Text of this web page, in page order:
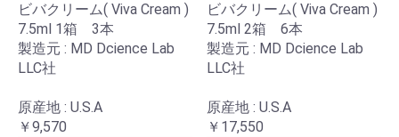
ビバクリーム( Viva Cream )
7.5ml 1箱 3本
製造元 : MD Dcience Lab
LLC社
原産地 : U.S.A
￥9,570
ビバクリーム( Viva Cream )
7.5ml 2箱 6本
製造元 : MD Dcience Lab
LLC社
原産地 : U.S.A
￥17,550